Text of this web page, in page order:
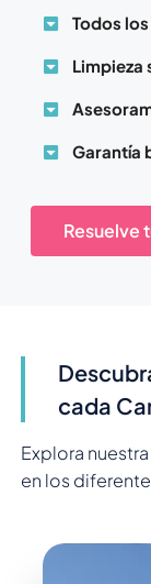
Todos
Limpieza
Garantía
Resuelve
cada
Explora
en los